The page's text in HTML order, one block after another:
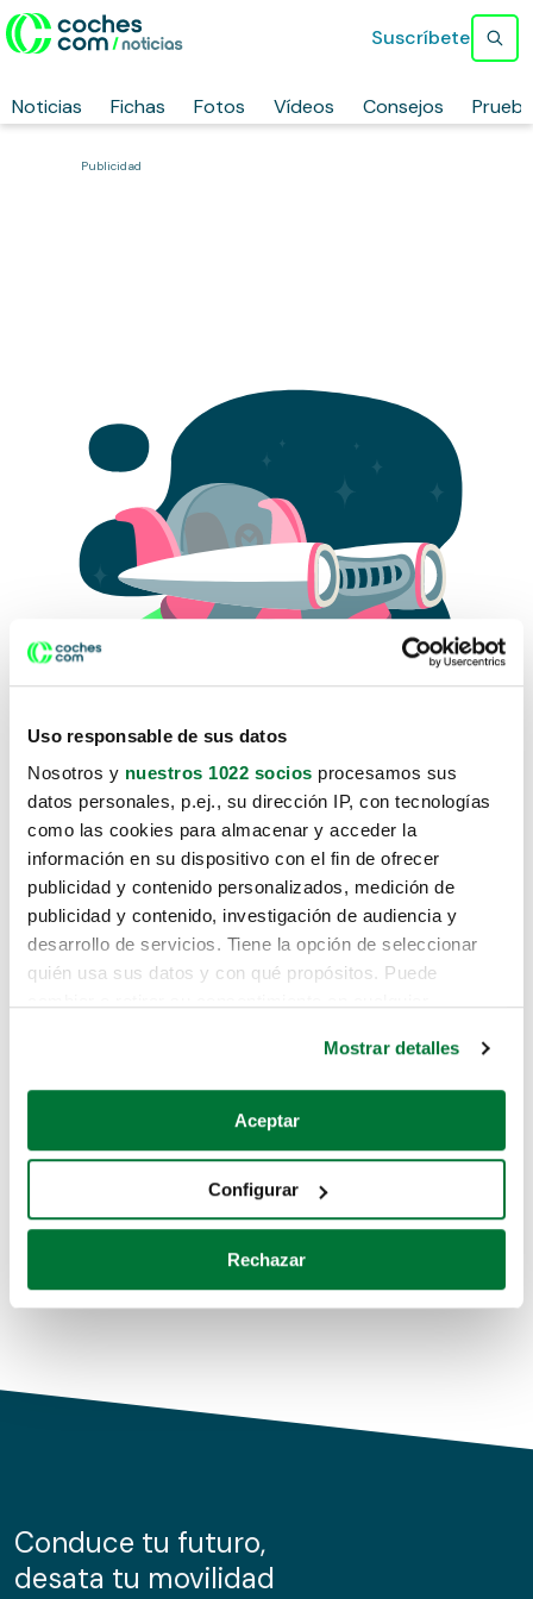
Uso responsable de sus datos
Nosotros y nuestros 1022 socios procesamos sus
datos personales, p.ej., su dirección IP, con tecnologías
como las cookies para almacenar y acceder la
información en su dispositivo con el fin de ofrecer
publicidad y contenido personalizados, medición de
publicidad y contenido, investigación de audiencia y
desarrollo de servicios. Tiene la opción de seleccionar
quién usa sus datos y con qué propósitos. Puede
Si lo permite, también quisiéramos:
Recopilar información sobre su ubicación geográfica
Identificar su dispositivo analizándolo activamente
para buscar características específicas (huellas
Obtenga más información sobre cómo se procesan sus
de cookies.
información sobre el uso que haga del sitio web con
nuestros partners de redes sociales, publicidad y análisis
Mostrar detalles
Aceptar
Configurar
Rechazar
Noticias Fichas Fotos Vídeos Consejos
Suscríbete
Publicidad
Lo sentimos, no sabemos como
te hemos traido hasta aquí.
Pero puedes encontrar el coche que estás
buscando en alguno de estos enlaces:
Coches de segunda mano
Coches de km0
Conduce tu futuro,
desata tu movilidad